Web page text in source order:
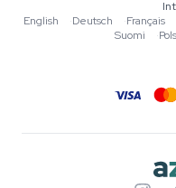
Redactionele normen
Tools & Calculators
English
·Deutsch ·Français
Suomi
·